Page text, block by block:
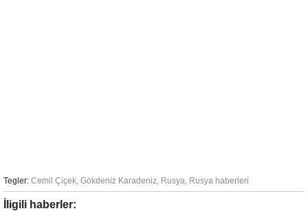
Tegler: Cemil Çiçek, Gökdeniz Karadeniz, Rusya, Rusya haberleri
İligili haberler: